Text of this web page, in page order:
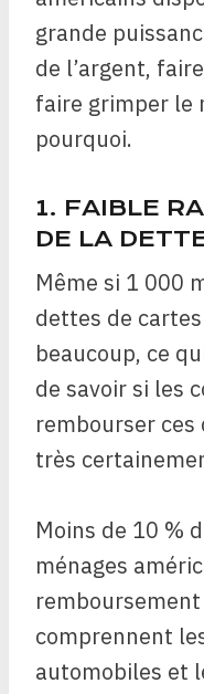
grande
de l’argent,
faire grimper le
pourquoi.
1. FAIBLE
DE LA
Même si 1 000
dettes de
beaucoup, ce
de savoir si les
rembourser
très
Moins de 10 %
ménages
comprennent
automobiles et